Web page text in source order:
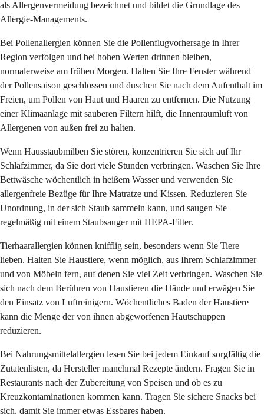
als Allergenvermeidung bezeichnet und bildet die Grundlage des
Allergie-Managements.
Bei Pollenallergien können Sie die Pollenflugvorhersage in Ihrer
Region verfolgen und bei hohen Werten drinnen bleiben,
normalerweise am frühen Morgen. Halten Sie Ihre Fenster während
der Pollensaison geschlossen und duschen Sie nach dem Aufenthalt im
Freien, um Pollen von Haut und Haaren zu entfernen. Die Nutzung
einer Klimaanlage mit sauberen Filtern hilft, die Innenraumluft von
Allergenen von außen frei zu halten.
Wenn Hausstaubmilben Sie stören, konzentrieren Sie sich auf Ihr
Schlafzimmer, da Sie dort viele Stunden verbringen. Waschen Sie Ihre
Bettwäsche wöchentlich in heißem Wasser und verwenden Sie
allergenfreie Bezüge für Ihre Matratze und Kissen. Reduzieren Sie
Unordnung, in der sich Staub sammeln kann, und saugen Sie
regelmäßig mit einem Staubsauger mit HEPA-Filter.
Tierhaarallergien können knifflig sein, besonders wenn Sie Tiere
lieben. Halten Sie Haustiere, wenn möglich, aus Ihrem Schlafzimmer
und von Möbeln fern, auf denen Sie viel Zeit verbringen. Waschen Sie
sich nach dem Berühren von Haustieren die Hände und erwägen Sie
den Einsatz von Luftreinigern. Wöchentliches Baden der Haustiere
kann die Menge der von ihnen abgeworfenen Hautschuppen
reduzieren.
Bei Nahrungsmittelallergien lesen Sie bei jedem Einkauf sorgfältig die
Zutatenlisten, da Hersteller manchmal Rezepte ändern. Fragen Sie in
Restaurants nach der Zubereitung von Speisen und ob es zu
Kreuzkontaminationen kommen kann. Tragen Sie sichere Snacks bei
sich, damit Sie immer etwas Essbares haben.